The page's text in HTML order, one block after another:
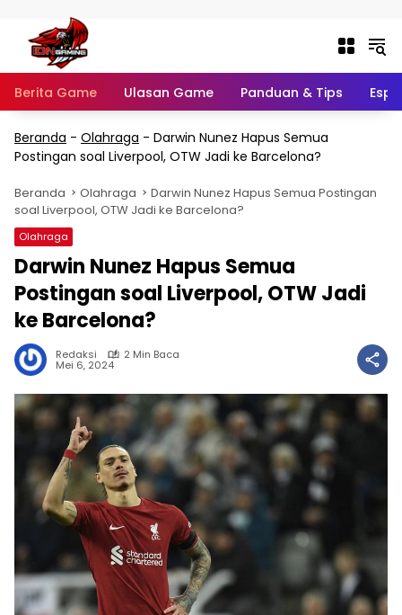
Berita Game Ulasan Game Panduan & Tips
Beranda - Olahraga - Darwin Nunez Hapus Semua
Postingan soal Liverpool, OTW Jadi ke Barcelona?
Beranda Olahraga
Darwin Nunez Hapus Semua Postingan
soal Liverpool, OTW Jadi ke Barcelona?
Olahraga
Darwin Nunez Hapus Semua
Postingan soal Liverpool, OTW Jadi
ke Barcelona?
Redaksi 2 Min Baca
Mei 6, 2024